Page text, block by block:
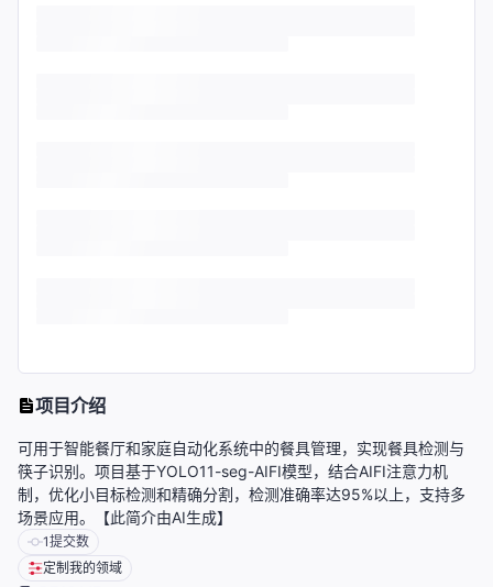
项目介绍
可用于智能餐厅和家庭自动化系统中的餐具管理，实现餐具检测与
筷子识别。项目基于YOLO11-seg-AIFI模型，结合AIFI注意力机
制，优化小目标检测和精确分割，检测准确率达95%以上，支持多
场景应用。【此简介由AI生成】
1提交数
定制我的领域